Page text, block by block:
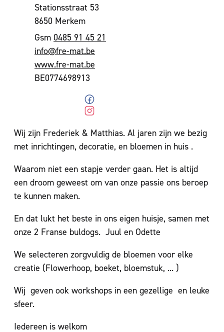
AdresStationsstraat 53
,8650 Merkem
0485 91 45 21
E-mailinfo@fre-mat.be
Websitewww.fre-mat.be
BTW nr.BE0774698913
Fre-Mat Flowers & Decorations
Fre-Mat Flowers & Decorations
Wij zijn Frederiek & Matthias. Al jaren zijn we bezig
met inrichtingen, decoratie, en bloemen in huis .
Waarom niet een stapje verder gaan. Het is altijd
een droom geweest om van onze passie ons beroep
te kunnen maken.
En dat lukt het beste in ons eigen huisje, samen met
onze 2 Franse buldogs. Juul en Odette
We selecteren zorgvuldig de bloemen voor elke
creatie (Flowerhoop, boeket, bloemstuk, ... )
Wij geven ook workshops in een gezellige en leuke
sfeer.
Iedereen is welkom